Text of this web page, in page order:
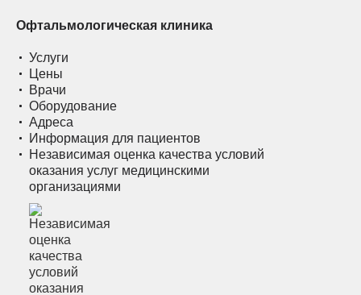
Офтальмологическая клиника
Услуги
Цены
Врачи
Оборудование
Адреса
Информация для пациентов
Независимая оценка качества условий
оказания услуг медицинскими
организациями